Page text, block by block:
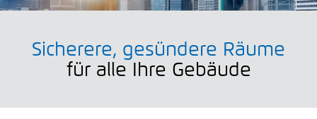
Sicherere, gesündere Räume
für alle Ihre Gebäude